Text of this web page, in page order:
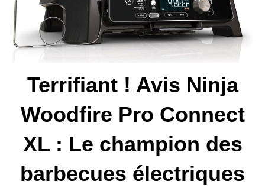
Terrifiant ! Avis Ninja
Woodfire Pro Connect
XL : Le champion des
barbecues électriques